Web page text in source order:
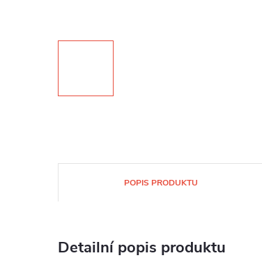
POPIS PRODUKTU
Detailní popis produktu